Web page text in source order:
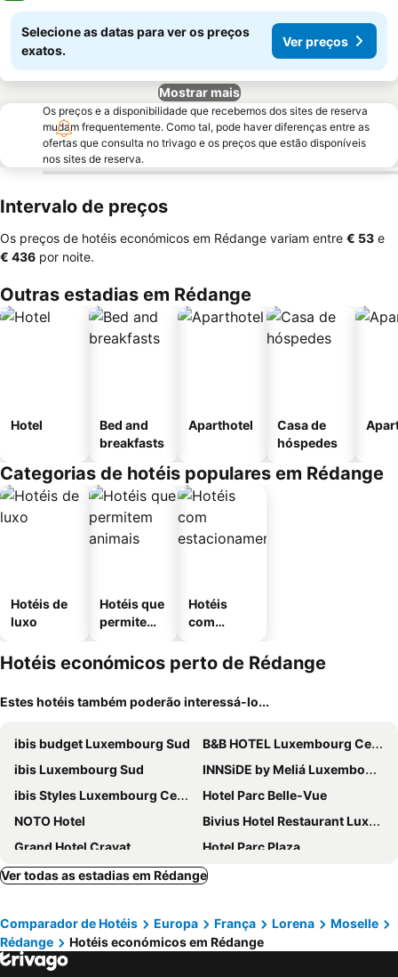
Selecione as datas para ver os preços
exatos.
Ver preços
Mostrar mais
Os preços e a disponibilidade que recebemos dos sites de reserva
mudam frequentemente. Como tal, pode haver diferenças entre as
ofertas que consulta no trivago e os preços que estão disponíveis
nos sites de reserva.
Intervalo de preços
Os preços de hotéis económicos em Rédange variam entre ‎€ 53 e
‎€ 436 por noite.
Outras estadias em Rédange
Hotel
Bed and
breakfasts
Aparthotel
Casa de
hóspedes
Categorias de hotéis populares em Rédange
Hotéis de
luxo
Hotéis que
permitem
Hotéis
com
mento
Hotéis económicos perto de Rédange
Estes hotéis também poderão interessá-lo...
ibis budget Luxembourg Sud
B&B HOTEL Luxembourg Centre Cloche d'Or
ibis Luxembourg Sud
INNSiDE by Meliá Luxembourg
ibis Styles Luxembourg Centre Gare
Hotel Parc Belle-Vue
NOTO Hotel
Bivius Hotel Restaurant Luxembourg
Grand Hotel Cravat
Hotel Parc Plaza
Hotel Empire
Hotel Bristol
Hotel Christophe Colomb
City Hotel
hotelF1 Longwy
Hotel Parc Belair
Ver todas as estadias em Rédange
Comparador de Hotéis Europa França Lorena
Moselle
Rédange
Hotéis económicos em Rédange